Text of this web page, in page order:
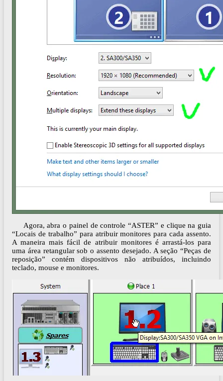
Agora, abra o painel de controle “ASTER” e clique na guia
“Locais de trabalho” para atribuir monitores para cada assento.
A maneira mais fácil de atribuir monitores é arrastá-los para
uma área retangular sob o assento desejado. A seção “Peças de
reposição” contém dispositivos não atribuídos, incluindo
teclado, mouse e monitores.